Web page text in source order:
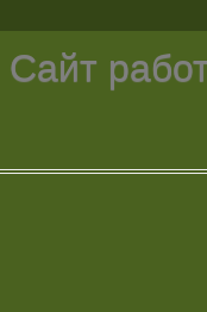
Сайт